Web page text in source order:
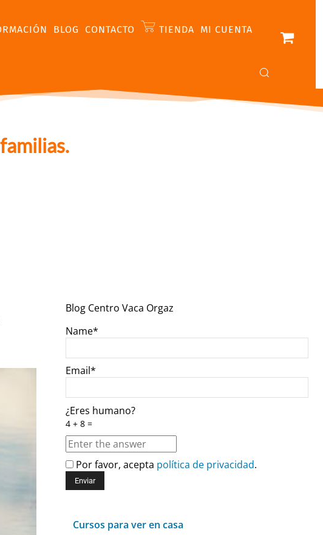
BLOG CONTACTO TIENDA MI CUENTA
Blog Centro Vaca Orgaz
Name*
Email*
¿Eres humano?
4 + 8 =
Por favor, acepta política de privacidad.
Cursos para ver en casa